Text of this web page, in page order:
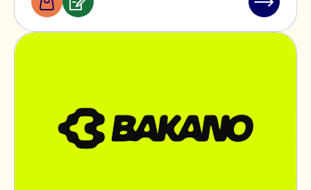
BoutiquesServices
Lire
l'article
"Les